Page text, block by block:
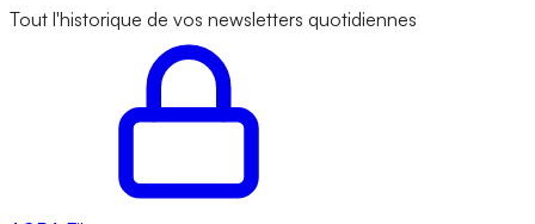
Tout l'historique de vos newsletters quotidiennes